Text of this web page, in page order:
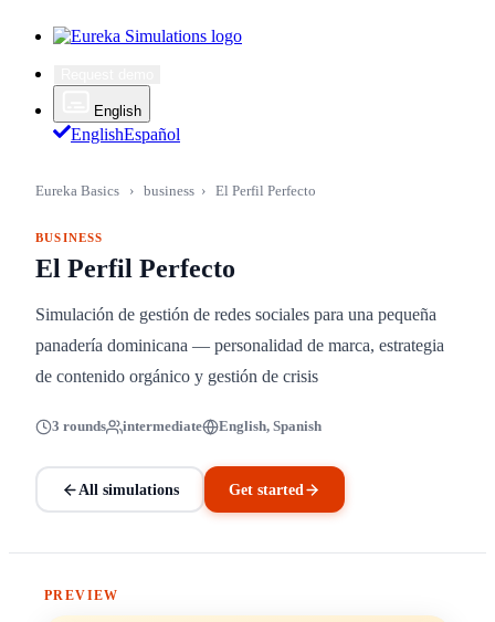
English
EnglishEspañol
Eureka Basics › business › El Perfil Perfecto
BUSINESS
El Perfil Perfecto
Simulación de gestión de redes sociales para una pequeña
panadería dominicana — personalidad de marca, estrategia
de contenido orgánico y gestión de crisis
3 rounds intermediate English, Spanish
All simulations Get started
PREVIEW